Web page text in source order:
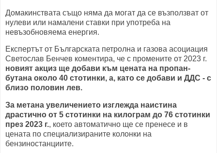
Домакинствата също няма да могат да се възползват от
нулеви или намалени ставки при употреба на
невъзобновяема енергия.
Експертът от Българската петролна и газова асоциация
Светослав Бенчев коментира, че с промените от 2023 г.
новият акциз ще добави към цената на пропан-
бутана около 40 стотинки, а, като се добави и ДДС - с
близо половин лев.
За метана увеличението изглежда наистина
драстично от 5 стотинки на килограм до 76 стотинки
през 2023 г., което автоматично ще се пренесе и в
цената по специализираните колонки на
бензиностанциите.